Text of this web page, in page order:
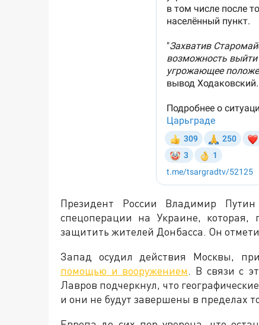
Президент России Владимир
спецоперации на Украине, которая,
защитить жителей Донбасса. Он
Запад осудил действия Москвы,
помощью и вооружением. В связи с
Лавров подчеркнул, что
и они не будут завершены в пределах